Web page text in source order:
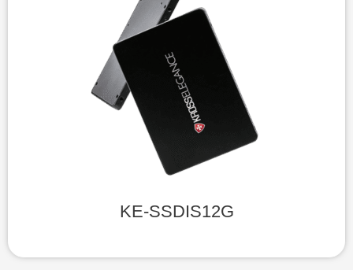
KE-SSDIS12G